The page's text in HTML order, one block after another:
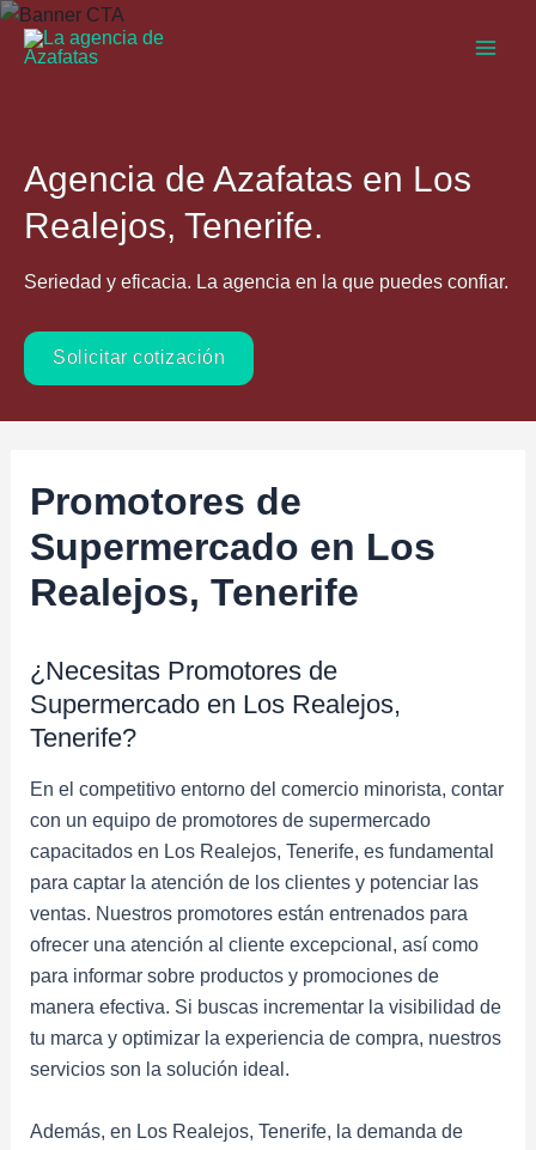
Ir
Agencia de Azafatas en Los
Realejos, Tenerife.
Seriedad y eficacia. La agencia en la que puedes confiar.
Solicitar cotización
Promotores de
Supermercado en Los
Realejos, Tenerife
¿Necesitas Promotores de
Supermercado en Los Realejos,
Tenerife?
En el competitivo entorno del comercio minorista, contar
con un equipo de promotores de supermercado
capacitados en Los Realejos, Tenerife, es fundamental
para captar la atención de los clientes y potenciar las
ventas. Nuestros promotores están entrenados para
ofrecer una atención al cliente excepcional, así como
para informar sobre productos y promociones de
manera efectiva. Si buscas incrementar la visibilidad de
tu marca y optimizar la experiencia de compra, nuestros
servicios son la solución ideal.
Además, en Los Realejos, Tenerife, la demanda de